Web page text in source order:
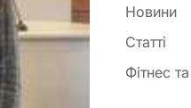
Новини
Статті
Фітнес